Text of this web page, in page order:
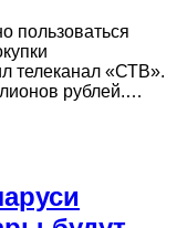
пользоваться
телеканал «СТВ».
рублей.…